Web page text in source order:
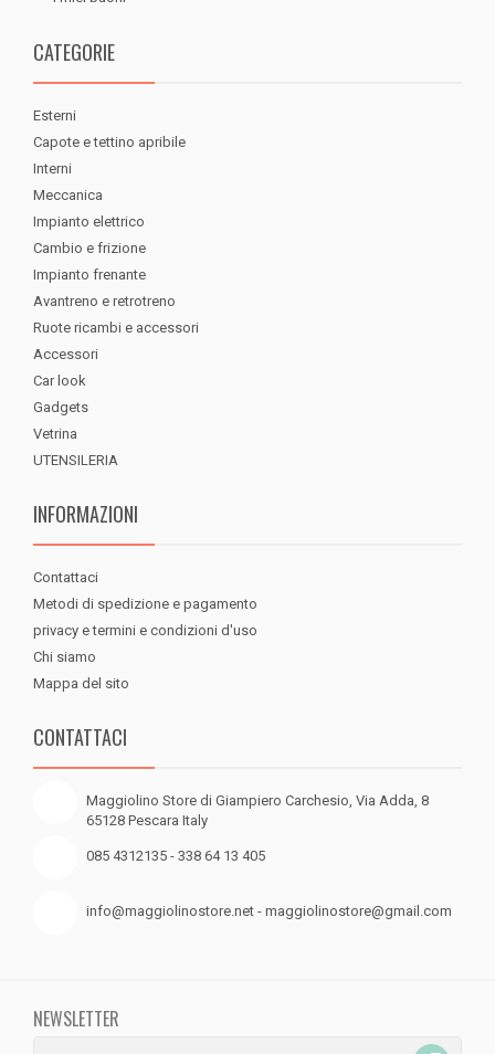
CATEGORIE
Esterni
Capote e tettino apribile
Interni
Meccanica
Impianto elettrico
Cambio e frizione
Impianto frenante
Avantreno e retrotreno
Ruote ricambi e accessori
Accessori
Car look
Gadgets
Vetrina
UTENSILERIA
INFORMAZIONI
Contattaci
Metodi di spedizione e pagamento
privacy e termini e condizioni d'uso
Chi siamo
Mappa del sito
CONTATTACI
Maggiolino Store di Giampiero Carchesio, Via Adda, 8
65128 Pescara Italy
085 4312135 - 338 64 13 405
info@maggiolinostore.net - maggiolinostore@gmail.com
NEWSLETTER